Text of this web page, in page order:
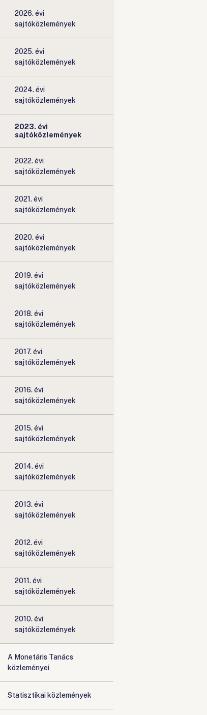
2026. évi
sajtóközlemények
2025. évi
sajtóközlemények
2024. évi
sajtóközlemények
2023. évi
sajtóközlemények
2022. évi
sajtóközlemények
2021. évi
sajtóközlemények
2020. évi
sajtóközlemények
2019. évi
sajtóközlemények
2018. évi
sajtóközlemények
2017. évi
sajtóközlemények
2016. évi
sajtóközlemények
2015. évi
sajtóközlemények
2014. évi
sajtóközlemények
2013. évi
sajtóközlemények
2012. évi
sajtóközlemények
2011. évi
sajtóközlemények
2010. évi
sajtóközlemények
A Monetáris Tanács
közleményei
Statisztikai közlemények